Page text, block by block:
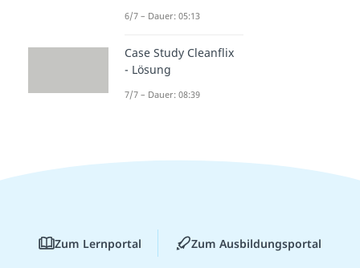
6/7 – Dauer: 05:13
Case Study Cleanflix
- Lösung
7/7 – Dauer: 08:39
Zum Lernportal Zum Ausbildungsportal